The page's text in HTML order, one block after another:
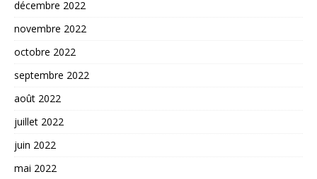
décembre 2022
novembre 2022
octobre 2022
septembre 2022
août 2022
juillet 2022
juin 2022
mai 2022